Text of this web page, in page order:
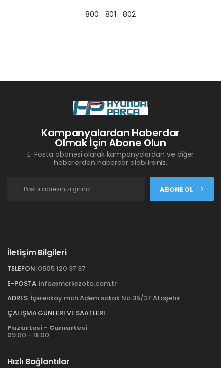
800
801 802
Kampanyalardan Haberdar
Olmak İçin Abone Olun
E-Posta abonesi olarak kampanyalardan ve diğer
haberlerden haberdar olabilirsiniz.
ABONE OL
İletişim Bilgileri
TELEFON: 0505 120 37 37
E-POSTA: info@merkezoto.com.tr
ADRES: İçerenköy mah Adem sokak No:35/37 Ataşehir
ÇALIŞMA GÜNLERI VE SAATLERI:
Pazartesi - Cumartesi
09:00 - 18:00
Hızlı Bağlantılar